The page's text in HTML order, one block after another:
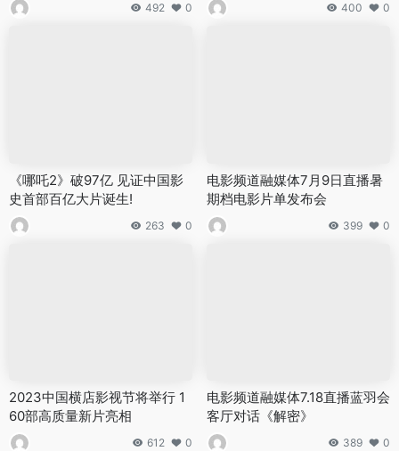
492 0 400 0
《哪吒2》破97亿 见证中国影
史首部百亿大片诞生!
263 0
电影频道融媒体7月9日直播暑
期档电影片单发布会
399 0
2023中国横店影视节将举行 1
60部高质量新片亮相
612 0
电影频道融媒体7.18直播蓝羽会
客厅对话《解密》
389 0